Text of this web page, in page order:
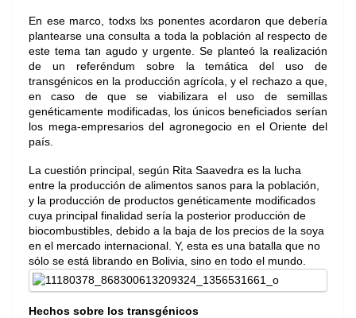
En ese marco, todxs lxs ponentes acordaron que debería
plantearse una consulta a toda la población al respecto de
este tema tan agudo y urgente. Se planteó la realización
de un referéndum sobre la temática del uso de
transgénicos en la producción agrícola, y el rechazo a que,
en caso de que se viabilizara el uso de semillas
genéticamente modificadas, los únicos beneficiados serían
los mega-empresarios del agronegocio en el Oriente del
país.
La cuestión principal, según Rita Saavedra es la lucha
entre la producción de alimentos sanos para la población,
y la producción de productos genéticamente modificados
cuya principal finalidad sería la posterior producción de
biocombustibles, debido a la baja de los precios de la soya
en el mercado internacional. Y, esta es una batalla que no
sólo se está librando en Bolivia, sino en todo el mundo.
Hechos sobre los transgénicos